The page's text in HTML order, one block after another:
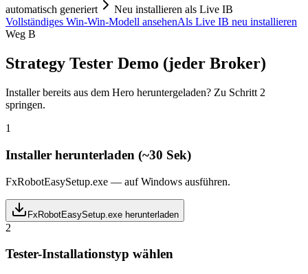
automatisch generiert
Neu installieren als Live IB
Vollständiges Win-Win-Modell ansehenAls Live IB neu installieren
Weg B
Strategy Tester Demo (jeder Broker)
Installer bereits aus dem Hero heruntergeladen? Zu Schritt 2
springen.
1
Installer herunterladen (~30 Sek)
FxRobotEasySetup.exe — auf Windows ausführen.
FxRobotEasySetup.exe herunterladen
2
Tester-Installationstyp wählen